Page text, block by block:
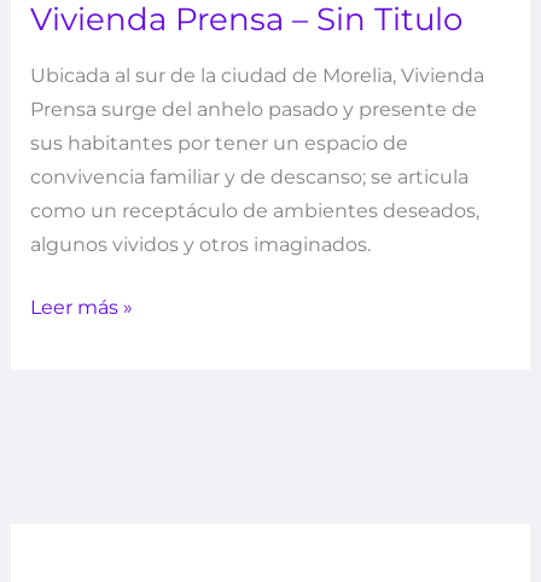
Vivienda Prensa – Sin Titulo
Ubicada al sur de la ciudad de Morelia, Vivienda
Prensa surge del anhelo pasado y presente de
sus habitantes por tener un espacio de
convivencia familiar y de descanso; se articula
como un receptáculo de ambientes deseados,
algunos vividos y otros imaginados.
Leer más »